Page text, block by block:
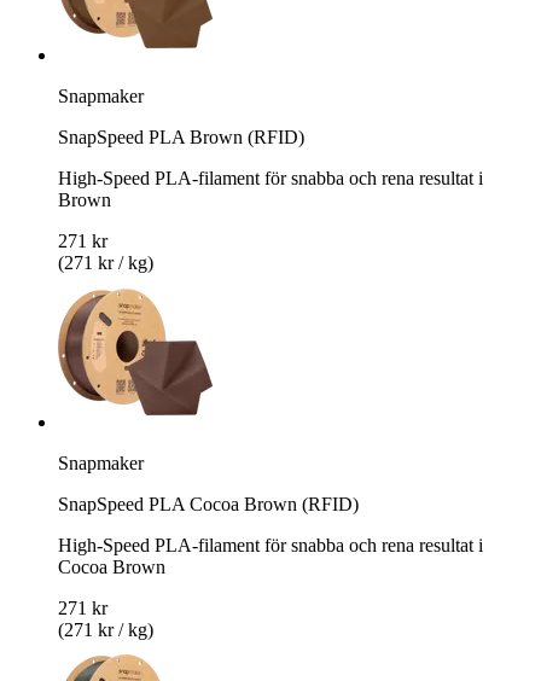
Snapmaker
SnapSpeed PLA Brown (RFID)
High-Speed PLA-filament för snabba och rena resultat i
Brown
271 kr
(271 kr / kg)
Snapmaker
SnapSpeed PLA Cocoa Brown (RFID)
High-Speed PLA-filament för snabba och rena resultat i
Cocoa Brown
271 kr
(271 kr / kg)